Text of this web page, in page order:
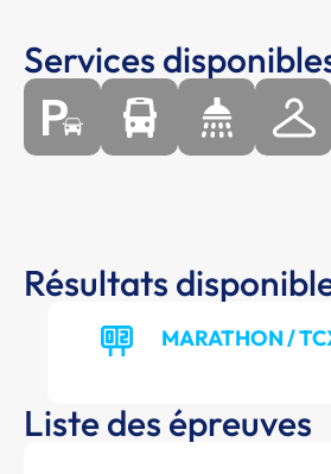
Services
Résultats
MARATHON /
Liste des épreuves